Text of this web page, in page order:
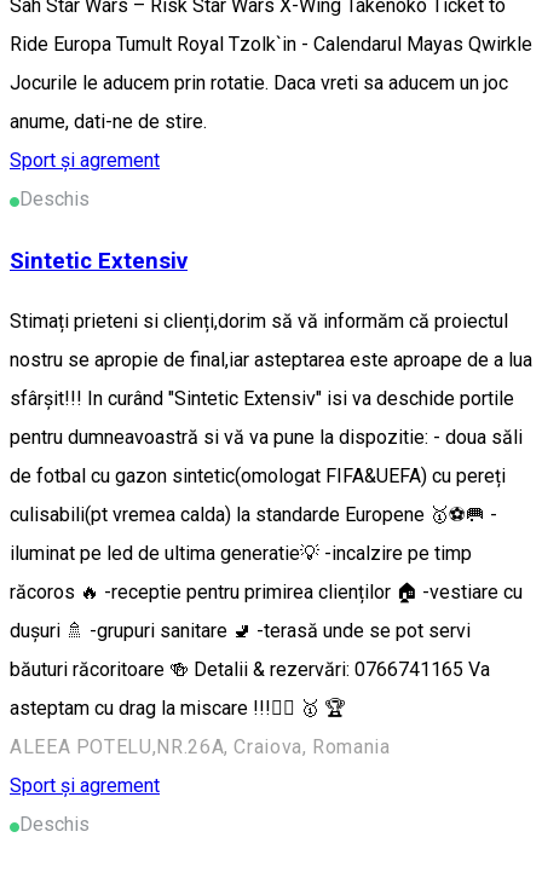
Sah Star Wars – Risk Star Wars X-Wing Takenoko Ticket to
Ride Europa Tumult Royal Tzolk`in - Calendarul Mayas Qwirkle
Jocurile le aducem prin rotatie. Daca vreti sa aducem un joc
anume, dati-ne de stire.
Sport și agrement
Deschis
Sintetic Extensiv
Stimați prieteni si clienți,dorim să vă informăm că proiectul
nostru se apropie de final,iar asteptarea este aproape de a lua
sfârșit!!! In curând "Sintetic Extensiv" isi va deschide portile
pentru dumneavoastră si vă va pune la dispozitie: - doua săli
de fotbal cu gazon sintetic(omologat FIFA&UEFA) cu pereți
culisabili(pt vremea calda) la standarde Europene 🥇⚽️🥅 -
iluminat pe led de ultima generatie💡 -incalzire pe timp
răcoros 🔥 -receptie pentru primirea clienților 🏠 -vestiare cu
dușuri 🚿 -grupuri sanitare 🚽 -terasă unde se pot servi
băuturi răcoritoare 🍻 Detalii & rezervări: 0766741165 Va
asteptam cu drag la miscare !!!🏃‍♂️ 🥇 🏆
ALEEA POTELU,NR.26A, Craiova, Romania
Sport și agrement
Deschis